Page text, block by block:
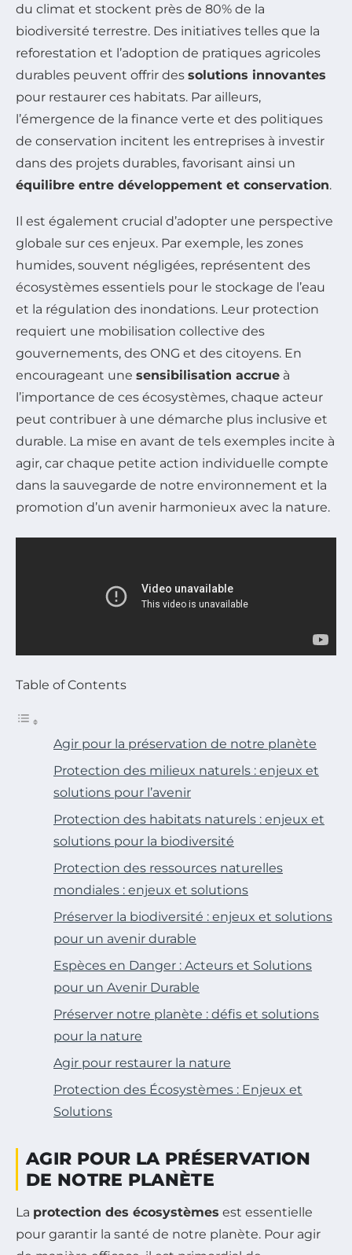
du climat et stockent près de 80% de la
biodiversité terrestre. Des initiatives telles que la
reforestation et l’adoption de pratiques agricoles
durables peuvent offrir des solutions innovantes
pour restaurer ces habitats. Par ailleurs,
l’émergence de la finance verte et des politiques
de conservation incitent les entreprises à investir
dans des projets durables, favorisant ainsi un
équilibre entre développement et conservation.
Il est également crucial d’adopter une perspective
globale sur ces enjeux. Par exemple, les zones
humides, souvent négligées, représentent des
écosystèmes essentiels pour le stockage de l’eau
et la régulation des inondations. Leur protection
requiert une mobilisation collective des
gouvernements, des ONG et des citoyens. En
encourageant une sensibilisation accrue à
l’importance de ces écosystèmes, chaque acteur
peut contribuer à une démarche plus inclusive et
durable. La mise en avant de tels exemples incite à
agir, car chaque petite action individuelle compte
dans la sauvegarde de notre environnement et la
promotion d’un avenir harmonieux avec la nature.
Table of Contents
Agir pour la préservation de notre planète
Protection des milieux naturels : enjeux et
solutions pour l’avenir
Protection des habitats naturels : enjeux et
solutions pour la biodiversité
Protection des ressources naturelles
mondiales : enjeux et solutions
Préserver la biodiversité : enjeux et solutions
pour un avenir durable
Espèces en Danger : Acteurs et Solutions
pour un Avenir Durable
Préserver notre planète : défis et solutions
pour la nature
Agir pour restaurer la nature
Protection des Écosystèmes : Enjeux et
Solutions
AGIR POUR LA PRÉSERVATION
DE NOTRE PLANÈTE
La protection des écosystèmes est essentielle
pour garantir la santé de notre planète. Pour agir